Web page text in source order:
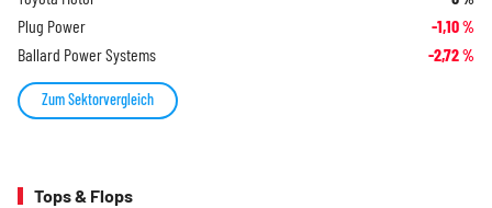
Plug Power -1,10%
Ballard Power Systems -2,72%
Zum Sektorvergleich
Tops & Flops